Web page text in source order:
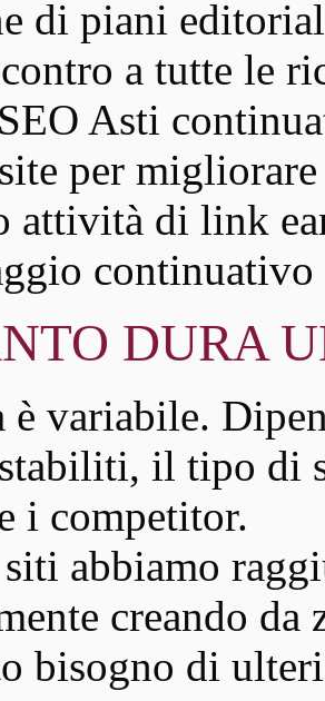
di piani
a tutte le
Asti
per
attività di link
continuativo
DURA
è variabile.
il tipo di
i competitor.
abbiamo
creando
bisogno di